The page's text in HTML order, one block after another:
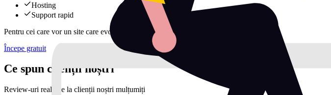
Hosting
Support rapid
Pentru cei care vor un site care evoluează constant.
Începe gratuit
Ce spun clienții noștri
Review-uri reale de la clienții noștri mulțumiți